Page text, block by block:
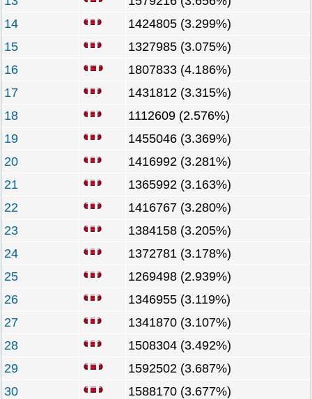
14
1424805 (3.299%)
15
1327985 (3.075%)
16
1807833 (4.186%)
17
1431812 (3.315%)
18
1112609 (2.576%)
19
1455046 (3.369%)
20
1416992 (3.281%)
21
1365992 (3.163%)
22
1416767 (3.280%)
23
1384158 (3.205%)
24
1372781 (3.178%)
25
1269498 (2.939%)
26
1346955 (3.119%)
27
1341870 (3.107%)
28
1508304 (3.492%)
29
1592502 (3.687%)
30
1588170 (3.677%)